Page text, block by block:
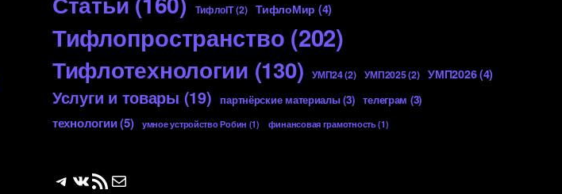
ТифлоIT(2) ТифлоМир (4)
Тифлопространство (202)
Тифлотехнологии (130) УМП24(2) УМП2025(2) УМП2026(4)
Услуги и товары (19) партнёрские материалы(3) телеграм (3)
технологии(5) умное устройство Робин (1) финансовая грамотность(1)
Telegram
ВКонтакте
RSS-лентаПочта